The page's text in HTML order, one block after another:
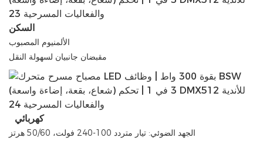
السكن
الألمنيوم المصبوب
مقبضان جانبيان لسهولة النقل
كهربائي
الجهد الضوئي: تيار متردد 100-240 فولت، 50/60 هرتز